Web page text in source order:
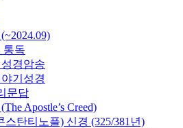
통독
경암송
기성경
문답
Apostle’s Creed)
스탄티노플) 신경 (325/381년)